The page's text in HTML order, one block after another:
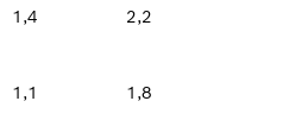
1,4 2,2
1,1 1,8